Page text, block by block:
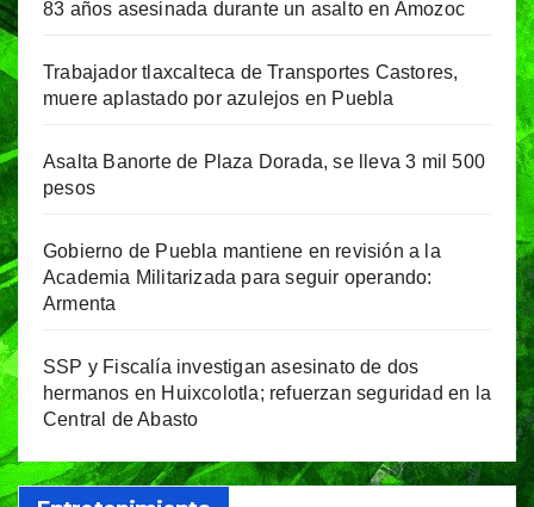
83 años asesinada durante un asalto en Amozoc
Trabajador tlaxcalteca de Transportes Castores,
muere aplastado por azulejos en Puebla
Asalta Banorte de Plaza Dorada, se lleva 3 mil 500
pesos
Gobierno de Puebla mantiene en revisión a la
Academia Militarizada para seguir operando:
Armenta
SSP y Fiscalía investigan asesinato de dos
hermanos en Huixcolotla; refuerzan seguridad en la
Central de Abasto